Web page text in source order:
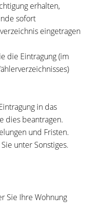
erhalten,
sofort
eingetragen
die Eintragung (im
in das
dies beantragen.
und Fristen.
unter Sonstiges.
Sie Ihre Wohnung